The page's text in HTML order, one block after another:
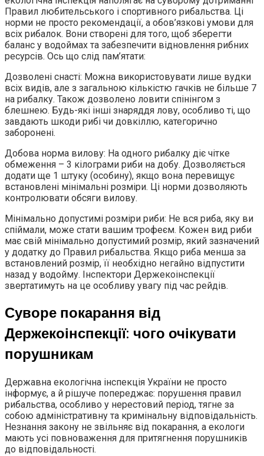
Правил любительського і спортивного рибальства. Ці
норми не просто рекомендації, а обов’язкові умови для
всіх рибалок. Вони створені для того, щоб зберегти
баланс у водоймах та забезпечити відновлення рибних
ресурсів. Ось що слід пам’ятати:
Дозволені снасті: Можна використовувати лише вудки
всіх видів, але з загальною кількістю гачків не більше 7
на рибалку. Також дозволено ловити спінінгом з
блешнею. Будь-які інші знаряддя лову, особливо ті, що
завдають шкоди рибі чи довкіллю, категорично
заборонені.
Добова норма вилову: На одного рибалку діє чітке
обмеження – 3 кілограми риби на добу. Дозволяється
додати ще 1 штуку (особину), якщо вона перевищує
встановлені мінімальні розміри. Ці норми дозволяють
контролювати обсяги вилову.
Мінімально допустимі розміри риби: Не вся риба, яку ви
спіймали, може стати вашим трофеєм. Кожен вид риби
має свій мінімально допустимий розмір, який зазначений
у додатку до Правил рибальства. Якщо риба менша за
встановлений розмір, її необхідно негайно відпустити
назад у водойму. Інспектори Держекоінспекції
звертатимуть на це особливу увагу під час рейдів.
Суворе покарання від
Держекоінспекції: чого очікувати
порушникам
Державна екологічна інспекція України не просто
інформує, а й рішуче попереджає: порушення правил
рибальства, особливо у нерестовий період, тягне за
собою адміністративну та кримінальну відповідальність.
Незнання закону не звільняє від покарання, а екологи
мають усі повноваження для притягнення порушників
до відповідальності.